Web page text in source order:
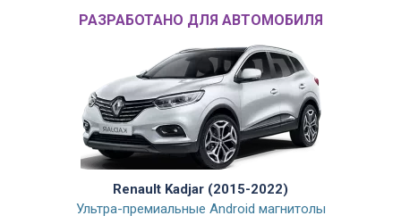
РАЗРАБОТАНО ДЛЯ АВТОМОБИЛЯ
Renault Kadjar (2015-2022)
Ультра-премиальные Android магнитолы